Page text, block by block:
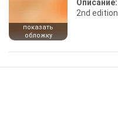
показать
обложку
Описание:
2nd edition